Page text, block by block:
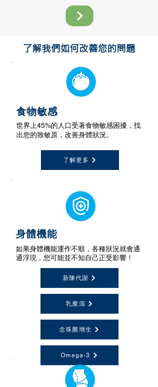
了解我們如何改善您的問題
食物敏感
世界上45%的人口受著食物敏感困擾，找
出您的致敏原，改善身體狀況。
了解更多
身體機能
如果身體機能運作不順，各種狀況就會通
通浮現，您可能並不知自己正受影響！
新陳代謝
乳糜瀉
念珠菌增生
Omega-3